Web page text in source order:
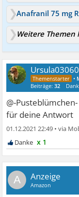
Weitere Themen
Ursula03060
•
Beiträge:32
@-
für deine Antwort
01.12.2021 22:49 •
x 1
A